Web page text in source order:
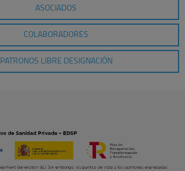
ASOCIADOS
COLABORADORES
PATRONOS LIBRE DESIGNACIÓN